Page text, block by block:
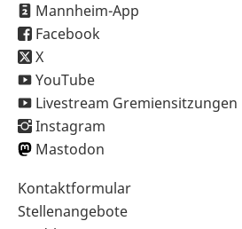
Mannheim-App
Facebook
X
YouTube
Livestream Gremiensitzungen
Instagram
Mastodon
Sekundärnavigation
im
Kontaktformular
Stellenangebote